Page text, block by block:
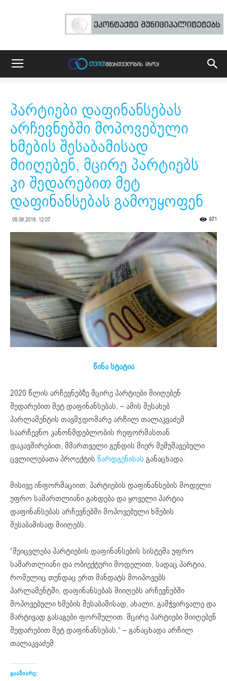
პარტიები დაფინანსებას
არჩევნებში მოპოვებული
ხმების შესაბამისად
მიიღებენ, მცირე პარტიებს
კი შედარებით მეტ
დაფინანსებას გამოუყოფენ
09.08.2019. 12:07 671
წინა სტატია
2020 წლის არჩევნებზე მცირე პარტიები მიიღებენ
შედარებით მეტ დაფინანსებას, – ამის შესახებ
პარლამენტის თავმჯდომარე არჩილ თალაკვაძემ
საარჩევნო კანონმდებლობის რეფორმასთან
დაკავშირებით, მმართველი გუნდის მიერ შემუშავებული
ცვლილებათა პროექტის წარდგენისას განაცხადა.
მისივე ინფორმაციით, პარტიების დაფინანსების მოდელი
უფრო სამართლიანი გახდება და ყოველი პარტია
დაფინანსებას არჩევნებში მოპოვებული ხმების
შესაბამისად მიიღებს.
“შეიცვლება პარტიების დაფინანსების სისტემა უფრო
სამართლიანი და ობიექტური მოდელით, სადაც პარტია,
რომელიც თუნდაც ერთ მანდატს მოიპოვებს
პარლამენტში, დაფინანსებას მიიღებს არჩევნებში
მოპოვებული ხმების შესაბამისად, ახალი, გამჭვირვალე და
მარტივად გასაგები ფორმულით. მცირე პარტიები მიიღებენ
შედარებით მეტ დაფინანსებას,“ – განაცხადა არჩილ
თალაკვაძემ.
გააზიარე: